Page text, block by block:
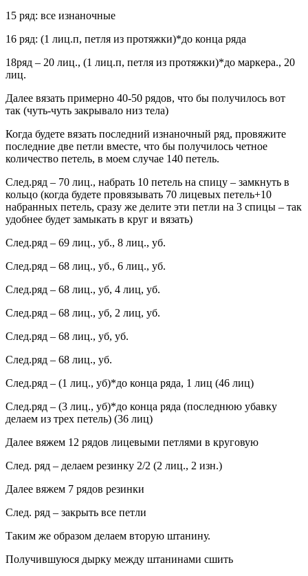
15 ряд: все изнаночные
16 ряд: (1 лиц.п, петля из протяжки)*до конца ряда
18ряд – 20 лиц., (1 лиц.п, петля из протяжки)*до маркера., 20
лиц.
Далее вязать примерно 40-50 рядов, что бы получилось вот
так (чуть-чуть закрывало низ тела)
Когда будете вязать последний изнаночный ряд, провяжите
последние две петли вместе, что бы получилось четное
количество петель, в моем случае 140 петель.
След.ряд – 70 лиц., набрать 10 петель на спицу – замкнуть в
кольцо (когда будете провязывать 70 лицевых петель+10
набранных петель, сразу же делите эти петли на 3 спицы – так
удобнее будет замыкать в круг и вязать)
След.ряд – 69 лиц., уб., 8 лиц., уб.
След.ряд – 68 лиц., уб., 6 лиц., уб.
След.ряд – 68 лиц., уб, 4 лиц, уб.
След.ряд – 68 лиц., уб, 2 лиц, уб.
След.ряд – 68 лиц., уб, уб.
След.ряд – 68 лиц., уб.
След.ряд – (1 лиц., уб)*до конца ряда, 1 лиц (46 лиц)
След.ряд – (3 лиц., уб)*до конца ряда (последнюю убавку
делаем из трех петель) (36 лиц)
Далее вяжем 12 рядов лицевыми петлями в круговую
След. ряд – делаем резинку 2/2 (2 лиц., 2 изн.)
Далее вяжем 7 рядов резинки
След. ряд – закрыть все петли
Таким же образом делаем вторую штанину.
Получившуюся дырку между штанинами сшить